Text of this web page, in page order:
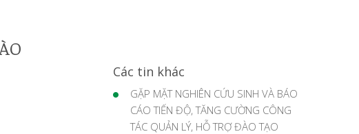
Các tin khác
GẶP MẶT NGHIÊN CỨU SINH VÀ BÁO
CÁO TIẾN ĐỘ, TĂNG CƯỜNG CÔNG
TÁC QUẢN LÝ, HỖ TRỢ ĐÀO TẠO